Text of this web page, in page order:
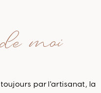
moi
toujours par l'artisanat, la